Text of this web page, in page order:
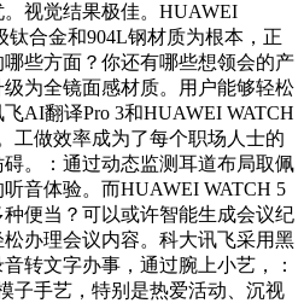
视觉结果极佳。HUAWEI
钛合金和904L钢材质为根本，正
些方面？你还有哪些想领会的产
为全镜面感材质。用户能够轻松
AI翻译Pro 3和HUAWEI WATCH
工做效率成为了每个职场人士的
。：通过动态监测耳道布局取佩
音体验。而HUAWEI WATCH 5
便当？可以或许智能生成会议纪
办理会议内容。科大讯飞采用黑
转文字办事，通过腕上小艺，：
子手艺，特别是热爱活动、沉视